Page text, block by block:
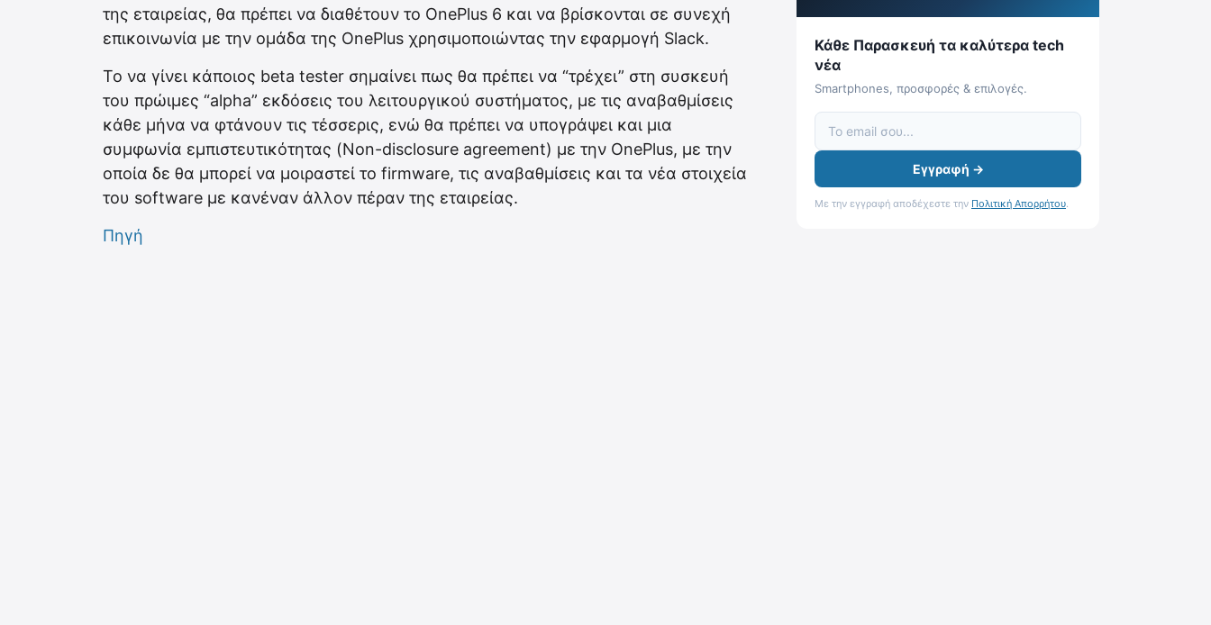
της εταιρείας, θα πρέπει να διαθέτουν το OnePlus 6 και να βρίσκονται σε συνεχή
επικοινωνία με την ομάδα της OnePlus χρησιμοποιώντας την εφαρμογή Slack.
Το να γίνει κάποιος beta tester σημαίνει πως θα πρέπει να “τρέχει” στη συσκευή
του πρώιμες “alpha” εκδόσεις του λειτουργικού συστήματος, με τις αναβαθμίσεις
κάθε μήνα να φτάνουν τις τέσσερις, ενώ θα πρέπει να υπογράψει και μια
συμφωνία εμπιστευτικότητας (Non-disclosure agreement) με την OnePlus, με την
οποία δε θα μπορεί να μοιραστεί το firmware, τις αναβαθμίσεις και τα νέα στοιχεία
του software με κανέναν άλλον πέραν της εταιρείας.
Πηγή
Κάθε Παρασκευή τα καλύτερα tech
νέα
Smartphones, προσφορές & επιλογές.
Εγγραφή →
Με την εγγραφή αποδέχεστε την Πολιτική Απορρήτου.